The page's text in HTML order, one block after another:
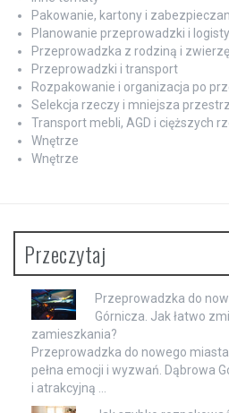
Pakowanie, kartony i
Planowanie przeprowadzki i
Przeprowadzka z rodziną i
Przeprowadzki i transport
Rozpakowanie i organizacja po
Selekcja rzeczy i mniejsza
Transport mebli, AGD i cięższych
Wnętrze
Wnętrze
Przeczytaj
Przeprowadzka do
Górnicza. Jak łatwo
zamieszkania?
Przeprowadzka do nowego
pełna emocji i wyzwań. Dąbrowa
i atrakcyjną …